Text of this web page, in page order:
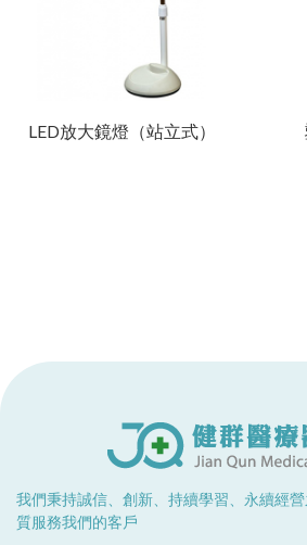
LED放大鏡燈（站立式）
我們秉持誠信、創新、持續學習、永續經
質服務我們的客戶